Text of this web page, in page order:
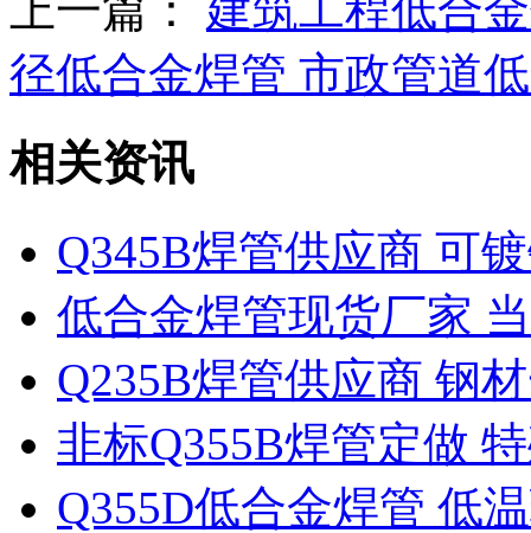
径低合金焊管 市政管道
相关资讯
Q345B焊管供应商 可
低合金焊管现货厂家
Q235B焊管供应商 钢
非标Q355B焊管定做
Q355D低合金焊管 低